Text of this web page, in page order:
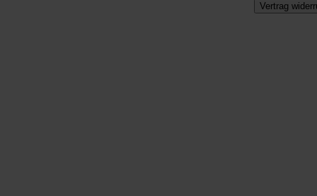
Vertrag